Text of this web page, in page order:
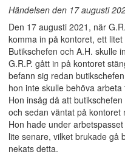
Händelsen den 17 augusti
Den 17 augusti 2021, när
komma in på kontoret, ett
Butikschefen och A.H. skulle
G.R.P. gått in på kontoret
befann sig redan
hon inte skulle behöva
Hon insåg då att
och sedan väntat på
Hon hade under
lite senare, vilket brukade gå
nekats detta.